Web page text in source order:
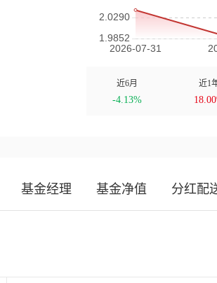
近6月
-4.13%
近1
基金经理 基金净值 分红配